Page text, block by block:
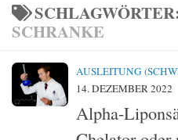
SCHRANKE
AUSLEITUNG
14. DEZEMBER 2022
Alpha-